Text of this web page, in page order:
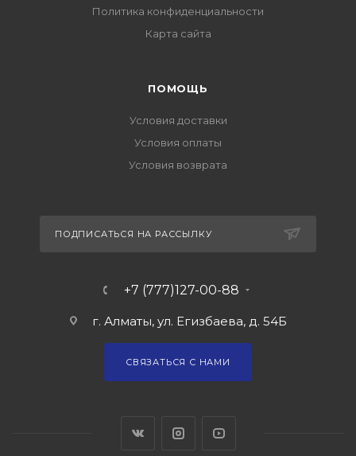
Политика конфиденциальности
Карта сайта
ПОМОЩЬ
Условия доставки
Условия оплаты
Условия возврата
ПОДПИСАТЬСЯ НА РАССЫЛКУ
+7 (777)127-00-88
г. Алматы, ул. Егизбаева, д. 54Б
СВЯЗАТЬСЯ С НАМИ